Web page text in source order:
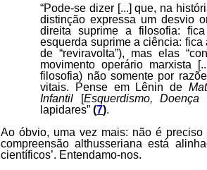
“Pode-se dizer [...] que, na
distinção expressa um desvio
direita suprime a filosofia:
esquerda suprime a ciência:
de “reviravolta”), mas elas
movimento operário marxista
filosofia) não somente por
vitais. Pense em Lênin de
Infantil [Esquerdismo,
lapidares”(7).
Ao óbvio, uma vez mais: não é
compreensão althusseriana está
científicos’. Entendamo-nos.